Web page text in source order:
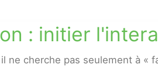
: initier
ne cherche pas seulement à «